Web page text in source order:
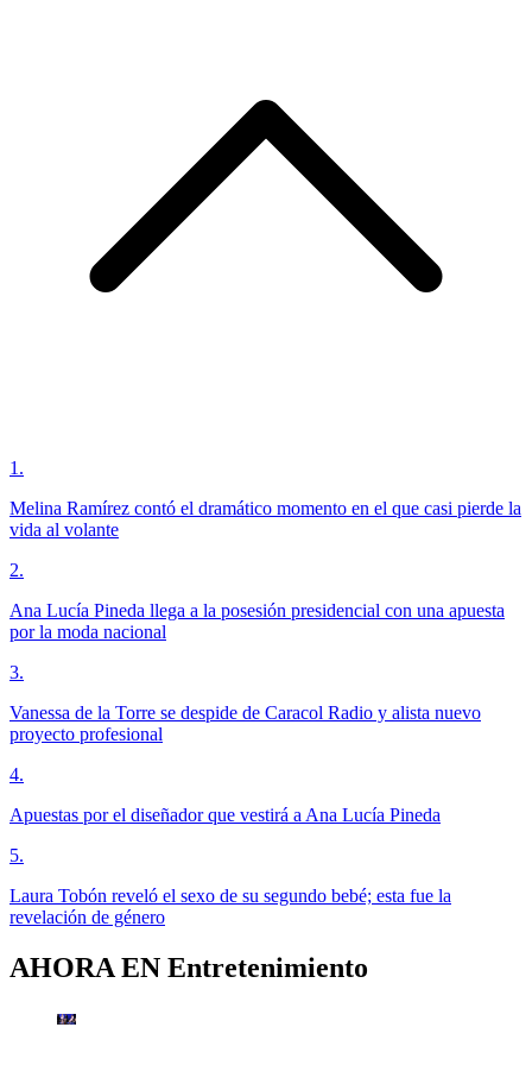
1 .
Melina Ramírez contó el dramático momento en el que casi pierde la
vida al volante
2.
Ana Lucía Pineda llega a la posesión presidencial con una apuesta
por la moda nacional
3.
Vanessa de la Torre se despide de Caracol Radio y alista nuevo
proyecto profesional
4.
Apuestas por el diseñador que vestirá a Ana Lucía Pineda
5.
Laura Tobón reveló el sexo de su segundo bebé; esta fue la
revelación de género
AHORA EN Entretenimiento